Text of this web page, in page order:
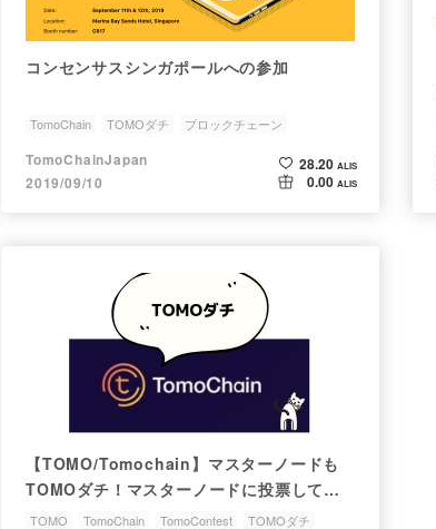
コンセンサスシンガポールへの参加
TomoChain TOMOダチ
ブロックチェーン
アルトコイン
TomoChainJapan
2019/09/10
28.20 ALIS
0.00 ALIS
【TOMO/Tomochain】マスターノードも
TOMOダチ！マスターノードに投票して報
酬を貰おう♪
TOMO TomoChain TomoContest TOMOダチ